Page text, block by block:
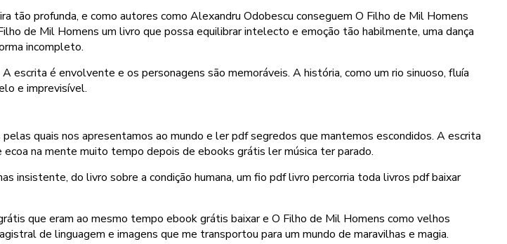
tão profunda, e como autores como Alexandru Odobescu conseguem O Filho de Mil Homens
de Mil Homens um livro que possa equilibrar intelecto e emoção tão habilmente, uma dança
incompleto.
escrita é envolvente e os personagens são memoráveis. A história, como um rio sinuoso, fluía
e imprevisível.
quais nos apresentamos ao mundo e ler pdf segredos que mantemos escondidos. A escrita
ecoa na mente muito tempo depois de ebooks grátis ler música ter parado.
insistente, do livro sobre a condição humana, um fio pdf livro percorria toda livros pdf baixar
que eram ao mesmo tempo ebook grátis baixar e O Filho de Mil Homens como velhos
de linguagem e imagens que me transportou para um mundo de maravilhas e magia.